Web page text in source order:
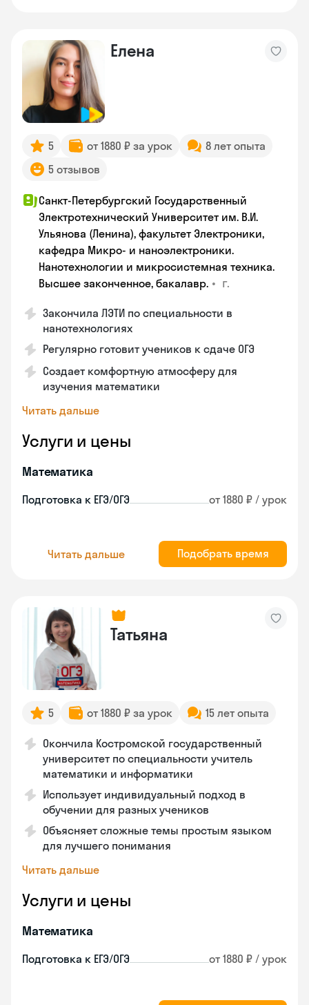
Елена
5 от 1880 ₽ за урок
8 лет опыта
5 отзывов
Санкт-Петербургский Государственный
Электротехнический Университет им. В.И.
Ульянова (Ленина), факультет Электроники,
кафедра Микро- и наноэлектроники.
Нанотехнологии и микросистемная техника.
Высшее законченное, бакалавр. • г.
Закончила ЛЭТИ по специальности в
нанотехнологиях
Регулярно готовит учеников к сдаче ОГЭ
Создает комфортную атмосферу для
изучения математики
Читать дальше
Услуги и цены
Математика
Подготовка к ЕГЭ/ОГЭ от 1880 ₽ / урок
Читать дальше Подобрать время
Татьяна
5 от 1880 ₽ за урок 15 лет опыта
Окончила Костромской государственный
университет по специальности учитель
математики и информатики
Использует индивидуальный подход в
обучении для разных учеников
Объясняет сложные темы простым языком
для лучшего понимания
Читать дальше
Услуги и цены
Математика
Подготовка к ЕГЭ/ОГЭ от 1880 ₽ / урок